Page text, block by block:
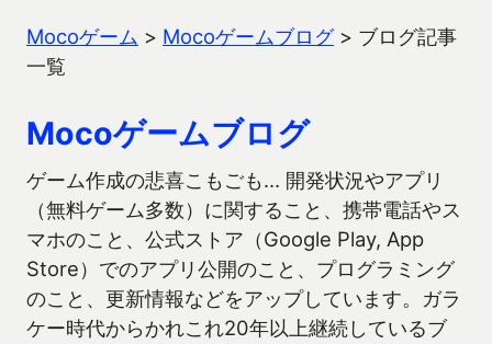
Mocoゲーム > Mocoゲームブログ> ブログ記事
一覧
Mocoゲームブログ
ゲーム作成の悲喜こもごも… 開発状況やアプリ
（無料ゲーム多数）に関すること、携帯電話やス
マホのこと、公式ストア（Google Play, App
Store）でのアプリ公開のこと、プログラミング
のこと、更新情報などをアップしています。ガラ
ケー時代からかれこれ20年以上継続しているブ